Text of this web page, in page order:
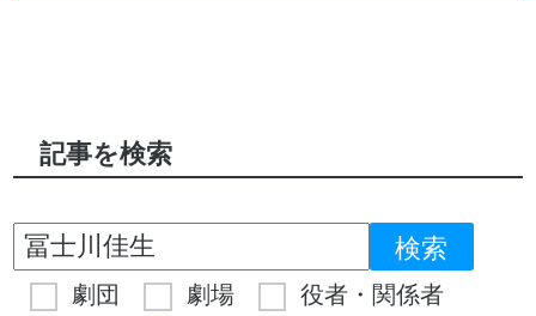
記事を検索
劇団 劇場
役者・関係者